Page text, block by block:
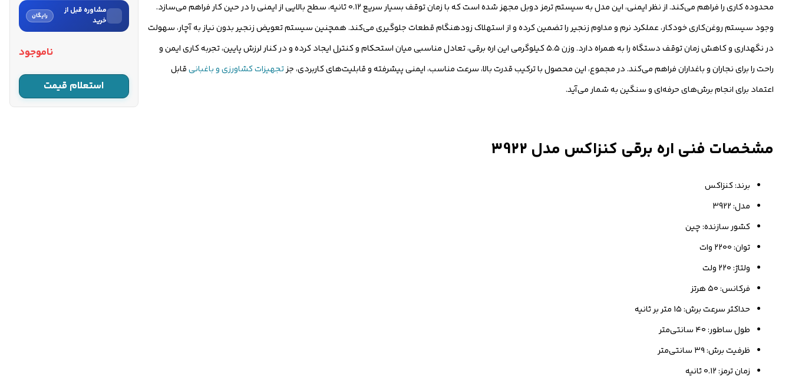
محدوده کاری را فراهم می‌کند. از نظر ایمنی، این مدل به سیستم ترمز دوبل مجهز شده است که با زمان توقف بسیار سریع ۰.۱۲ ثانیه، سطح بالایی از ایمنی را در حین کار فراهم می‌سازد.
وجود سیستم روغن‌کاری خودکار، عملکرد نرم و مداوم زنجیر را تضمین کرده و از استهلاک زودهنگام قطعات جلوگیری می‌کند. همچنین سیستم تعویض زنجیر بدون نیاز به آچار، سهولت
در نگهداری و کاهش زمان توقف دستگاه را به همراه دارد. وزن ۵.۵ کیلوگرمی این اره برقی، تعادل مناسبی میان استحکام و کنترل ایجاد کرده و در کنار لرزش پایین، تجربه کاری ایمن و
راحت را برای نجاران و باغداران فراهم می‌کند. در مجموع، این محصول با ترکیب قدرت بالا، سرعت مناسب، ایمنی پیشرفته و قابلیت‌های کاربردی، جزتجهیزات کشاورزی و باغبانیقابل
اعتماد برای انجام برش‌های حرفه‌ای و سنگین به شمار می‌آید.
مشخصات فنی اره برقی کنزاکس مدل 3922
برند: کنزاکس
مدل: 3922
کشور سازنده: چین
توان: ۲۲۰۰ وات
ولتاژ: ۲۲۰ ولت
فرکانس: ۵۰ هرتز
حداکثر سرعت برش: ۱۵ متر بر ثانیه
طول ساطور: ۴۰ سانتی‌متر
ظرفیت برش: ۳۹ سانتی‌متر
زمان ترمز: ۰.۱۲ ثانیه
مشاوره قبل از
خرید
رایگان
نام خانوادگی
شماره موبایل
ناموجود
استعلام قیمت